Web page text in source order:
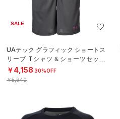
SALE
UAテック グラフィック ショートス
リーブ Tシャツ＆ショーツセット
（トレーニング/BOYS）
￥4,158 30%OFF
￥5,940